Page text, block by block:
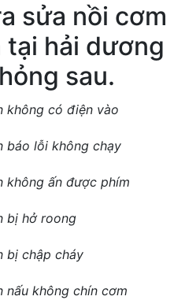
sửa nồi cơm
hải dương
sau.
không có điện vào
báo lỗi không chạy
không ấn được phím
bị hở roong
bị chập cháy
nấu không chín cơm